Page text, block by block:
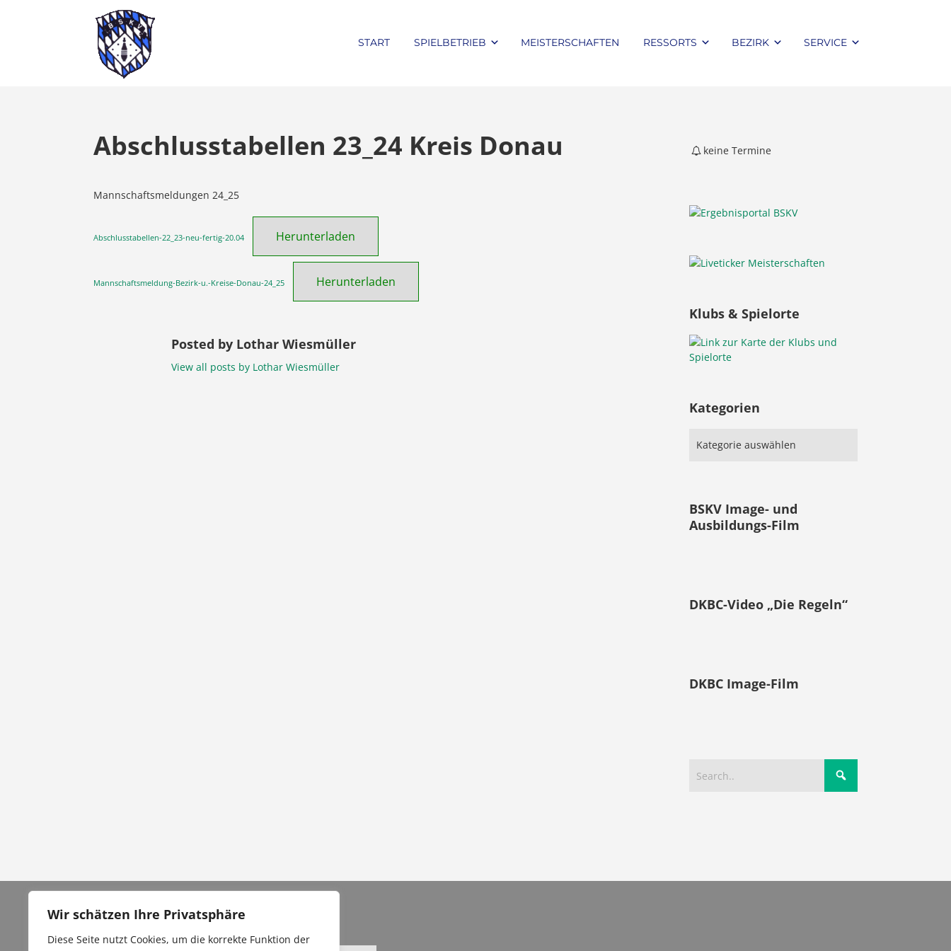
Wir schätzen Ihre Privatsphäre
Diese Seite nutzt Cookies, um die korrekte Funktion der
START SPIELBETRIEB MEISTERSCHAFTEN RESSORTS BEZIRK SERVICE
Abschlusstabellen 23_24 Kreis Donau
Mannschaftsmeldungen 24_25
Abschlusstabellen-22_23-neu-fertig-20.04 Herunterladen
Mannschaftsmeldung-Bezirk-u.-Kreise-Donau-24_25 Herunterladen
Posted by Lothar Wiesmüller
View all posts by Lothar Wiesmüller
keine Termine
Klubs & Spielorte
Kategorien
BSKV Image- und
Ausbildungs-Film
DKBC-Video „Die Regeln“
DKBC Image-Film
Über uns
Kontakt / Unser Team